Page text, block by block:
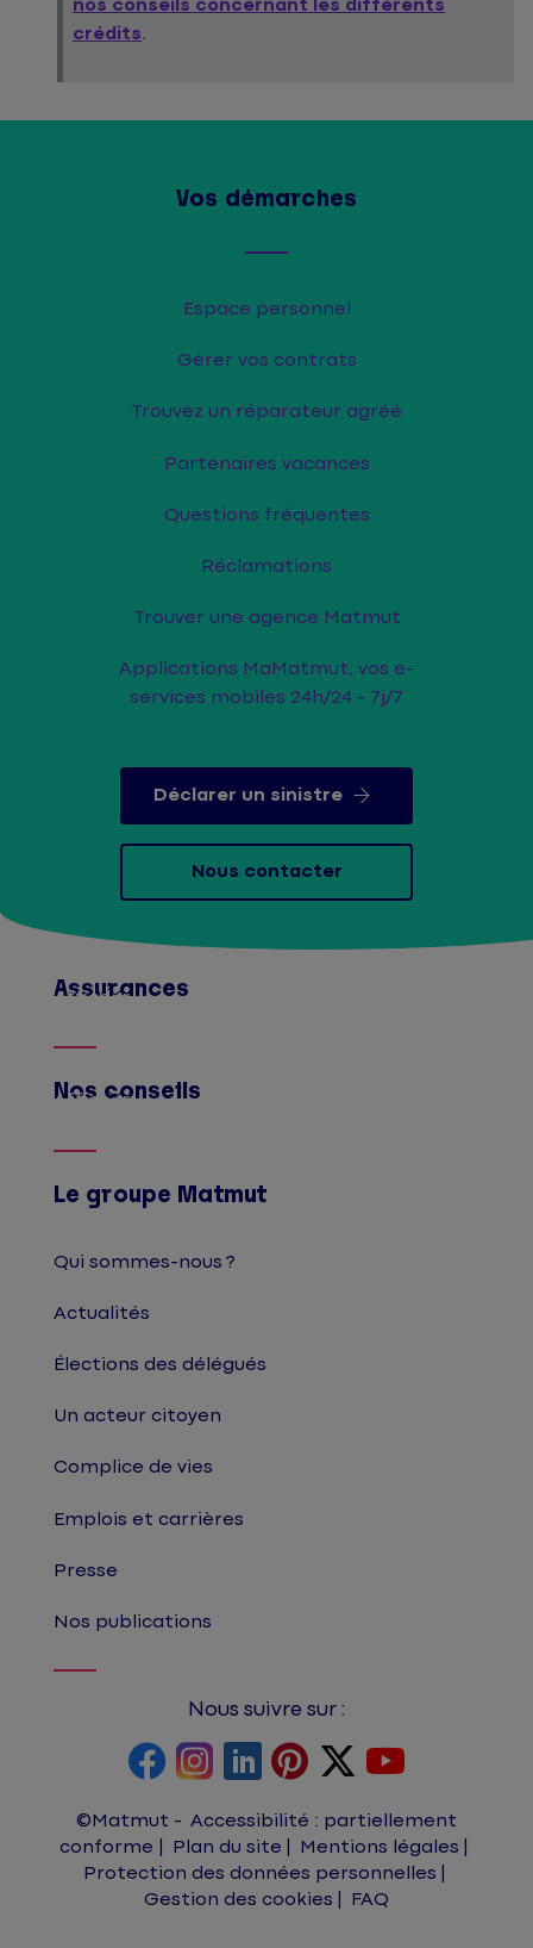
nos conseils concernant les différents
crédits.
Vos démarches
Espace personnel
Gérer vos contrats
Trouvez un réparateur agréé
Partenaires vacances
Questions fréquentes
Réclamations
Trouver une agence Matmut
Applications MaMatmut, vos e-
services mobiles 24h/24 - 7j/7
Déclarer un sinistre
Nous contacter
Assurances
Afficher
Nos conseils
Afficher
Le groupe Matmut
Qui sommes-nous ?
Actualités
Élections des délégués
Un acteur citoyen
Complice de vies
Emplois et carrières
Presse
Nos publications
Nous suivre sur :
©Matmut
Accessibilité : partiellement
conforme
Plan du site
Mentions légales
Protection des données personnelles
Gestion des cookies
FAQ